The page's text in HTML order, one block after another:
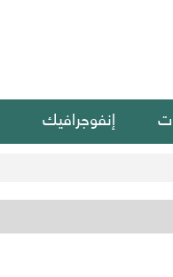
إنفوجرافيك